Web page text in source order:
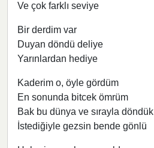
Ve çok farklı seviye
Bir derdim var
Duyan döndü deliye
Yarınlardan hediye
Kaderim o, öyle gördüm
En sonunda bitcek ömrüm
Bak bu dünya ve sırayla döndük
İstediğiyle gezsin bende gönlü